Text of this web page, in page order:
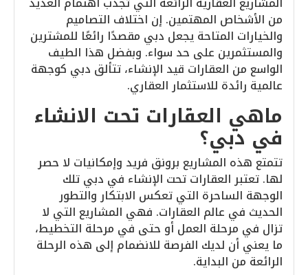
من الأشخاص المهتمين. إن اختلاف التصاميم
والخيارات المتاحة يجعل دبي مقصدًا رائعًا للمشترين
والمستثمرين على حد سواء. وبفضل هذا الطيف
الواسع من العقارات قيد الإنشاء، تتألق دبي كوجهة
عالمية رائدة للاستثمار العقاري.
ماهي العقارات تحت الانشاء
في دبي؟
تتمتع هذه المشاريع برونق فريد وإمكانيات لا حصر
لها. تعتبر العقارات تحت الإنشاء في دبي تلك
الوجهة الساحرة التي تعكس الابتكار والتطور
الحديث في عالم العقارات. فهي المشاريع التي لا
تزال في مرحلة العمل أو حتى في مرحلة التخطيط،
ما يعني أن لديك الفرصة للانضمام إلى هذه الرحلة
الرائعة من البداية.